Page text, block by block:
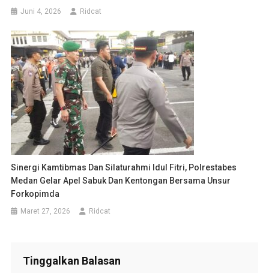
Juni 4, 2026 Ridcat
Sinergi Kamtibmas Dan Silaturahmi Idul Fitri, Polrestabes
Medan Gelar Apel Sabuk Dan Kentongan Bersama Unsur
Forkopimda
Maret 27, 2026 Ridcat
Tinggalkan Balasan